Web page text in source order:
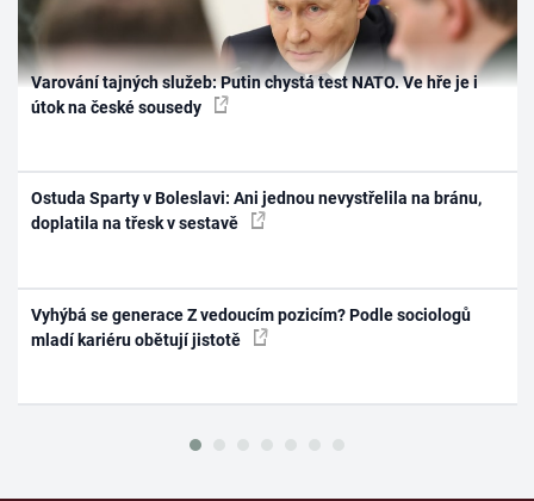
Varování tajných služeb: Putin chystá test NATO. Ve hře je i
útok na české sousedy
Ostuda Sparty v Boleslavi: Ani jednou nevystřelila na bránu,
doplatila na třesk v sestavě
Vyhýbá se generace Z vedoucím pozicím? Podle sociologů
mladí kariéru obětují jistotě